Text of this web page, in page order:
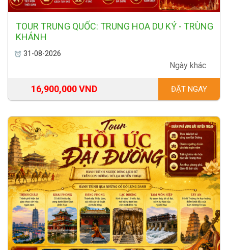
TOUR TRUNG QUỐC: TRUNG HOA DU KÝ - TRÙNG
KHÁNH
31-08-2026
Ngày khác
16,900,000 VND ĐẶT NGAY